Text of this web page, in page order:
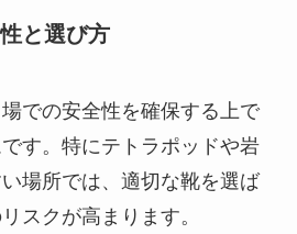
と選び方
での安全性を確保する上で
す。特にテトラポッドや岩
場所では、適切な靴を選ば
スクが高まります。